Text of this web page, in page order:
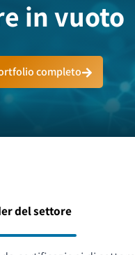
in vuoto
completo
del settore